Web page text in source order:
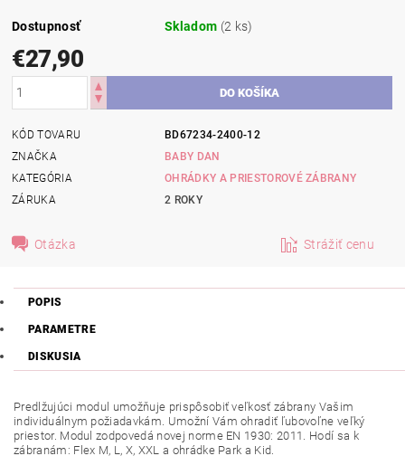
Dostupnosť Skladom (2 ks)
€27,90
KÓD TOVARU
BD67234-2400-12
ZNAČKA
BABY DAN
KATEGÓRIA
OHRÁDKY A PRIESTOROVÉ ZÁBRANY
ZÁRUKA
2 ROKY
Otázka Strážiť cenu
POPIS
PARAMETRE
DISKUSIA
Predlžujúci modul umožňuje prispôsobiť veľkosť zábrany Vašim
individuálnym požiadavkám. Umožní Vám ohradiť ľubovoľne veľký
priestor. Modul zodpovedá novej norme EN 1930: 2011. Hodí sa k
zábranám: Flex M, L, X, XXL a ohrádke Park a Kid.